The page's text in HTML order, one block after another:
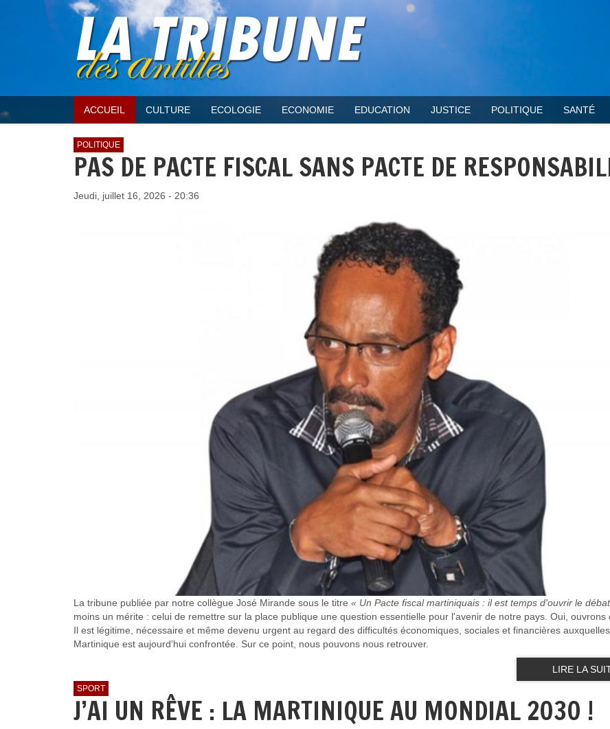
ACCUEIL CULTURE ECOLOGIE ECONOMIE EDUCATION JUSTICE POLITIQUE SANTÉ
POLITIQUE
PAS DE PACTE FISCAL SANS PACTE DE
Jeudi, juillet 16, 2026 - 20:36
La tribune publiée par notre collègue José Mirande sous le titre « Un Pacte fiscal martiniquais : il est temps d'ouvrir le
moins un mérite : celui de remettre sur la place publique une question essentielle pour l'avenir de notre pays. Oui, ouvrons
Il est légitime, nécessaire et même devenu urgent au regard des difficultés économiques, sociales et financières
Martinique est aujourd'hui confrontée. Sur ce point, nous pouvons nous retrouver.
LIRE LA
SPORT
J’AI UN RÊVE : LA MARTINIQUE AU MONDIAL 2030 !